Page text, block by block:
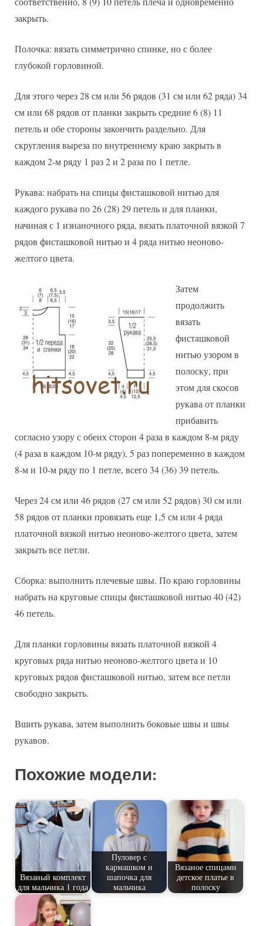
закрыть.
Полочка: вязать симметрично спинке, но с более
глубокой горловиной.
Для этого через 28 см или 56 рядов (31 см или 62 ряда) 34
см или 68 рядов от планки закрыть средние 6 (8) 11
петель и обе стороны закончить раздельно. Для
скругления выреза по внутреннему краю закрыть в
каждом 2-м ряду 1 раз 2 и 2 раза по 1 петле.
Рукава: набрать на спицы фисташковой нитью для
каждого рукава по 26 (28) 29 петель и для планки,
начиная с 1 изнаночного ряда, вязать платочной вязкой 7
рядов фисташковой нитью и 4 ряда нитью неоново-
желтого цвета.
Затем
продолжить
вязать
фисташковой
нитью узором в
полоску, при
этом для скосов
рукава от планки
прибавить
согласно узору с обеих сторон 4 раза в каждом 8-м ряду
(4 раза в каждом 10-м ряду), 5 раз попеременно в каждом
8-м и 10-м ряду по 1 петле, всего 34 (36) 39 петель.
Через 24 см или 46 рядов (27 см или 52 рядов) 30 см или
58 рядов от планки провязать еще 1,5 см или 4 ряда
платочной вязкой нитью неоново-желтого цвета, затем
закрыть все петли.
Сборка: выполнить плечевые швы. По краю горловины
набрать на круговые спицы фисташковой нитью 40 (42)
46 петель.
Для планки горловины вязать платочной вязкой 4
круговых ряда нитью неоново-желтого цвета и 10
круговых рядов фисташковой нитью, затем все петли
свободно закрыть.
Вшить рукава, затем выполнить боковые швы и швы
рукавов.
Похожие модели:
Вязаный комплект
для мальчика 1 года
Пуловер с
кармашком и
шапочка для
мальчика
Вязаное спицами
детское платье в
полоску